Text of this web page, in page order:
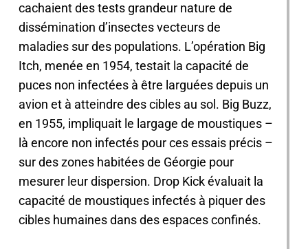
cachaient des tests grandeur nature de
dissémination d’insectes vecteurs de
maladies sur des populations. L’opération Big
Itch, menée en 1954, testait la capacité de
puces non infectées à être larguées depuis un
avion et à atteindre des cibles au sol. Big Buzz,
en 1955, impliquait le largage de moustiques –
là encore non infectés pour ces essais précis –
sur des zones habitées de Géorgie pour
mesurer leur dispersion. Drop Kick évaluait la
capacité de moustiques infectés à piquer des
cibles humaines dans des espaces confinés.